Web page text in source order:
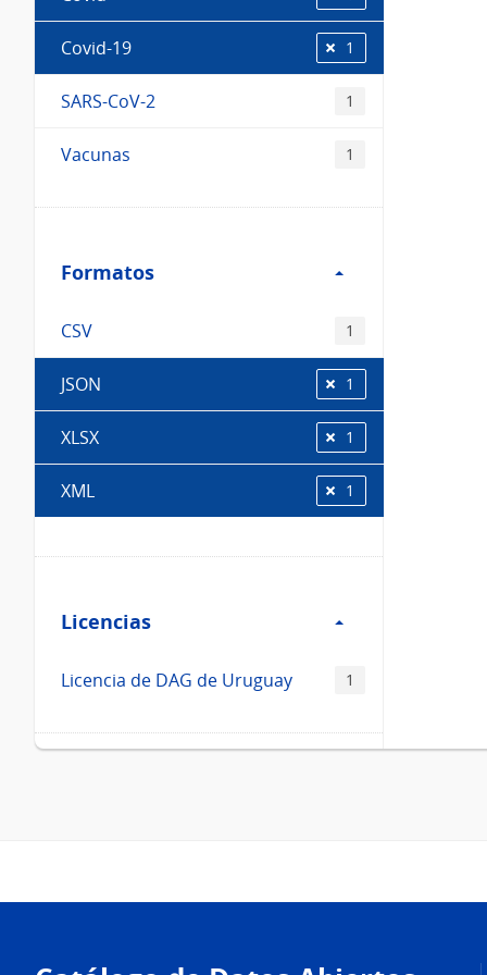
Covid-19 1
SARS-CoV-2 1
Vacunas 1
Formatos
Formatos
CSV 1
JSON 1
XLSX 1
XML 1
Licencias
Licencias
Licencia de DAG de Uruguay 1